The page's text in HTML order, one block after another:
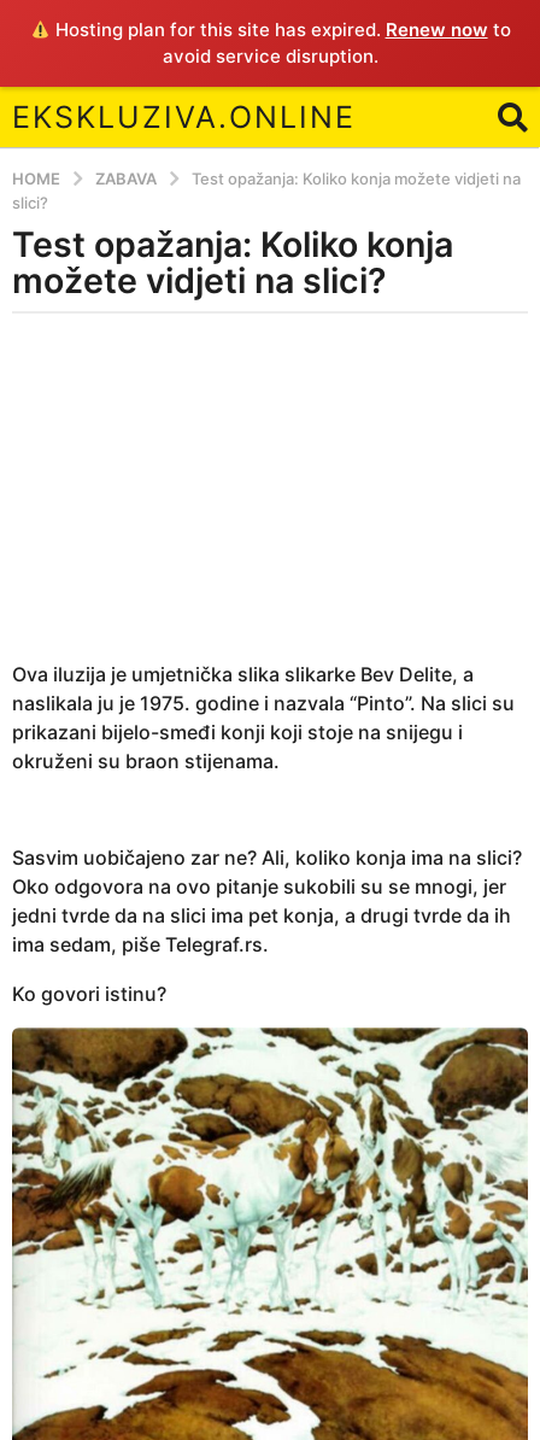
Hosting plan for this site has expired. Renew now to
avoid service disruption.
EKSKLUZIVA.ONLINE
HOME ZABAVA
Test opažanja: Koliko konja možete vidjeti na
slici?
4
y
e
a
g
o
Test opažanja: Koliko konja
možete vidjeti na slici?
Ova iluzija je umjetnička slika slikarke Bev Delite, a
naslikala ju je 1975. godine i nazvala “Pinto”. Na slici su
prikazani bijelo-smeđi konji koji stoje na snijegu i
okruženi su braon stijenama.
Sasvim uobičajeno zar ne? Ali, koliko konja ima na slici?
Oko odgovora na ovo pitanje sukobili su se mnogi, jer
jedni tvrde da na slici ima pet konja, a drugi tvrde da ih
ima sedam, piše Telegraf.rs.
Ko govori istinu?